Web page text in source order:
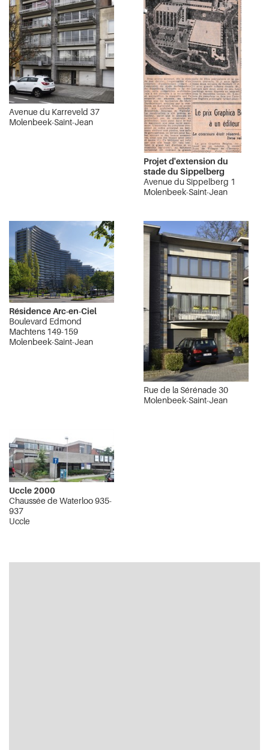
Avenue du Karreveld 37
Molenbeek-Saint-Jean
Projet d'extension du
stade du Sippelberg
Avenue du Sippelberg 1
Molenbeek-Saint-Jean
Résidence Arc-en-Ciel
Boulevard Edmond
Machtens 149-159
Molenbeek-Saint-Jean
Rue de la Sérénade 30
Molenbeek-Saint-Jean
Uccle 2000
Chaussée de Waterloo 935-
937
Uccle